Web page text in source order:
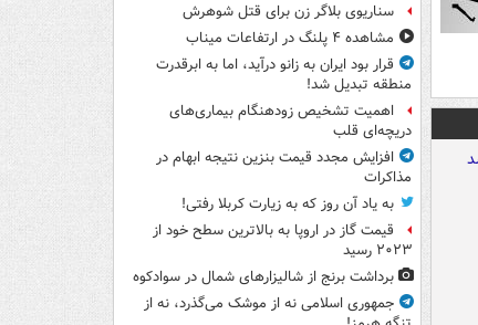
سناریوی بلاگر زن برای قتل شوهرش
مشاهده ۴ پلنگ در ارتفاعات میناب
قرار بود ایران به زانو درآید، اما به ابرقدرت
منطقه تبدیل شد!
اهمیت تشخیص زودهنگام بیماری‌های
دریچه‌ای قلب
افزایش مجدد قیمت بنزین نتیجه ابهام در
مذاکرات
به یاد آن روز که به زیارت کربلا رفتی!
قیمت گاز در اروپا به بالاترین سطح خود از
۲۰۲۳ رسید
برداشت برنج از شالیزارهای شمال در سوادکوه
جمهوری اسلامی نه از موشک می‌گذرد، نه از